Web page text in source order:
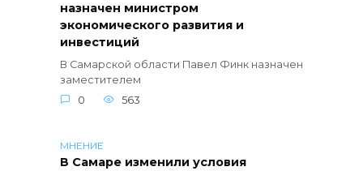
назначен министром
экономического развития и
инвестиций
В Самарской области Павел Финк назначен
заместителем
0
563
МНЕНИЕ
В Самаре изменили условия